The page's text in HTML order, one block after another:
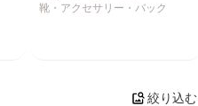
靴・アクセサリー・バック
絞り込む